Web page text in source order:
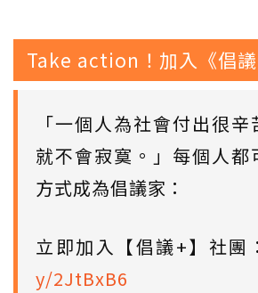
Take action！加入《倡議
「一個人為社會付出很
就不會寂寞。」每個人都
方式成為倡議家：
立即加入【倡議+】社團：
y/2JtBxB6